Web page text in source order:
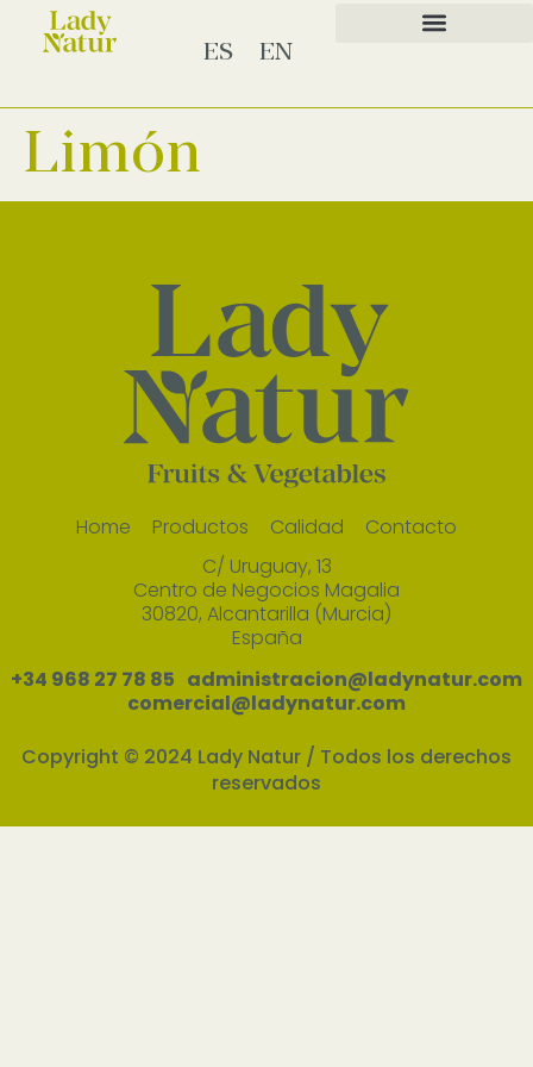
ES EN
Limón
Home Productos Calidad
Contacto
C/ Uruguay, 13
Centro de Negocios Magalia
30820, Alcantarilla (Murcia)
España
+34 968 27 78 85 administracion@ladynatur.com
comercial@ladynatur.com
Copyright © 2024 Lady Natur / Todos los derechos
reservados